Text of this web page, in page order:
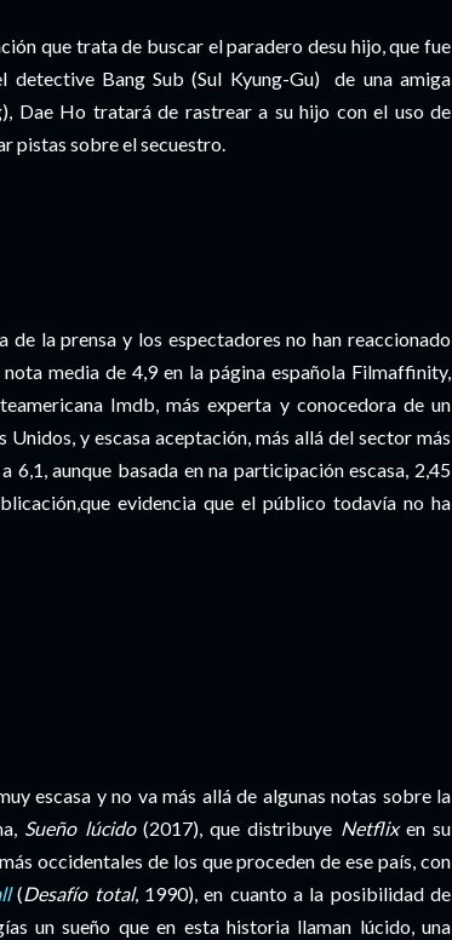
que trata de buscar el paradero desu hijo, que fue
detective Bang Sub (Sul Kyung-Gu) de una amiga
Dae Ho tratará de rastrear a su hijo con el uso de
pistas sobre el secuestro.
la prensa y los espectadores no han reaccionado
media de 4,9 en la página española Filmaffinity,
Imdb, más experta y conocedora de un
y escasa aceptación, más allá del sector más
6,1, aunque basada en na participación escasa, 2,45
evidencia que el público todavía no ha
escasa y no va más allá de algunas notas sobre la
Sueño lúcido(2017), que distribuye Netflixen su
occidentales de los que proceden de ese país, con
(Desafío total, 1990), en cuanto a la posibilidad de
un sueño que en esta historia llaman lúcido, una